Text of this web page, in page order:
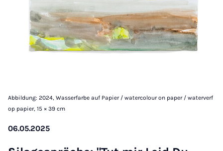
Abbildung: 2024, Wasserfarbe auf Papier / watercolour on paper / waterverf
op papier, 15 × 39 cm
06.05.2025